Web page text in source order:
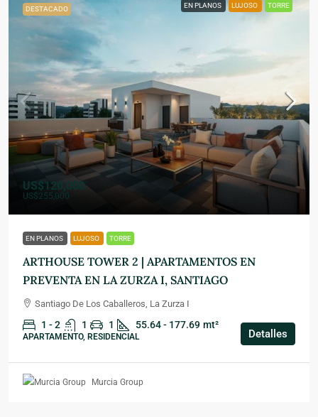
DESTACADO EN PLANOS LUJOSO TORRE
US$120,000
US$255,000
EN PLANOS LUJOSO TORRE
ARTHOUSE TOWER 2 | APARTAMENTOS EN
PREVENTA EN LA ZURZA I, SANTIAGO
Santiago De Los Caballeros, La Zurza I
1 - 2 1 1 55.64 - 177.69 mt²
APARTAMENTO, RESIDENCIAL Detalles
Murcia Group